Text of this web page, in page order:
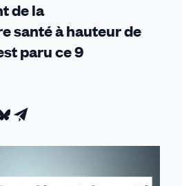
de la
santé à hauteur de
paru ce 9
Partager
par